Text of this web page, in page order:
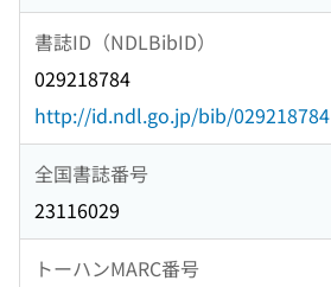
書誌ID（NDLBibID）
029218784
http://id.ndl.go.jp/bib/029218784
全国書誌番号
23116029
トーハンMARC番号